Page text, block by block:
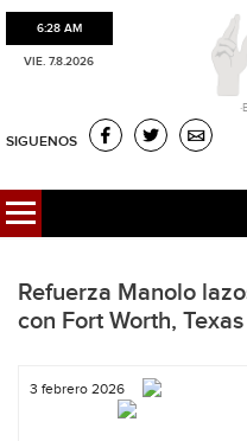
6:28 AM
VIE. 7.8.2026
SIGUENOS
Refuerza Manolo
con Fort Worth, Texas
3 febrero 2026